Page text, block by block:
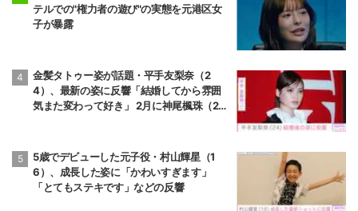
テルでの"権力者の遊び"の実態を元港区女
子が暴露
金髪タトゥー姿が話題・平手友梨奈（2
4）、最新の姿に反響「結婚してから雰囲
気また変わって好き」 2月に神尾楓珠（2
5歳でデビューした元子役・村山輝星（1
6）、成長した姿に「かわいすぎます」
「とてもステキです」などの反響